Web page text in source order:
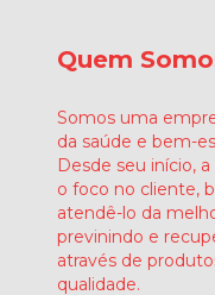
Quem
Somos uma
da saúde e bem-
Desde seu início,
o foco no cliente,
atendê-lo da
previnindo e
através de
qualidade.